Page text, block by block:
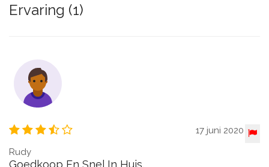
Ervaring (1)
17 juni 2020
Rudy
Goedkoop En Snel In Huis.